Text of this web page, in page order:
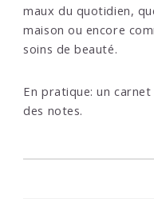
maux du quotidien,
maison ou encore
soins de beauté.
En pratique: un
des notes.